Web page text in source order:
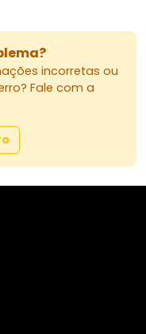
incorretas ou
Fale com a